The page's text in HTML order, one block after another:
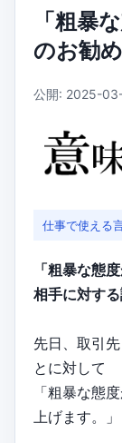
「粗暴
のお勧
公開: 2025-
仕事で使える
「粗暴な態
相手に対す
先日、取引
とに対して
「粗暴な態
上げます。」